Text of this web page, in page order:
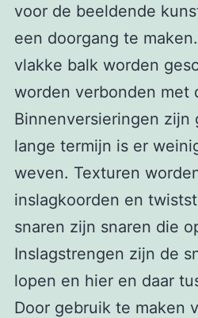
voor de beeldende
een doorgang te
vlakke balk worden
worden verbonden met
Binnenversieringen
lange termijn is er
weven. Texturen
inslagkoorden en
snaren zijn snaren die
Inslagstrengen zijn de
lopen en hier en daar
Door gebruik te maken